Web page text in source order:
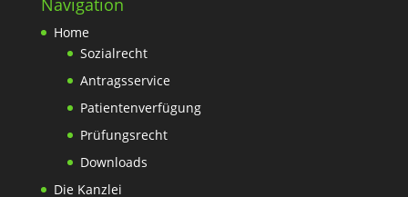
Navigation
Home
Sozialrecht
Antragsservice
Patientenverfügung
Prüfungsrecht
Downloads
Die Kanzlei